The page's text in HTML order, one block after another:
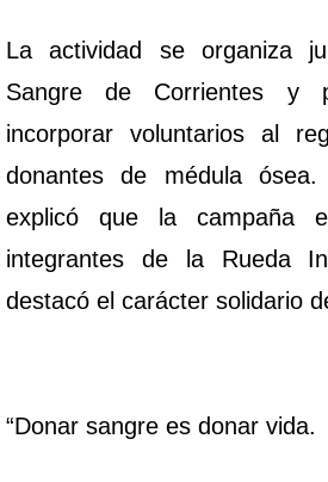
La actividad se organiza
Sangre de Corrientes y
incorporar voluntarios al
donantes de médula ósea.
explicó que la campaña
integrantes de la Rueda
destacó el carácter solidario
“Donar sangre es donar vida.